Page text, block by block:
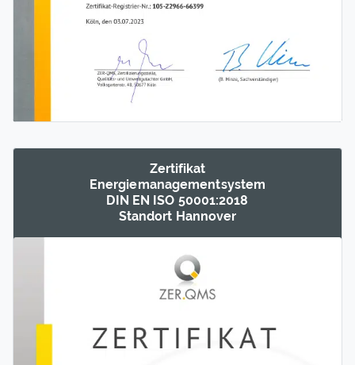
Zertifikat
Energie­management­system
DIN EN ISO 50001:2018
Standort Hannover